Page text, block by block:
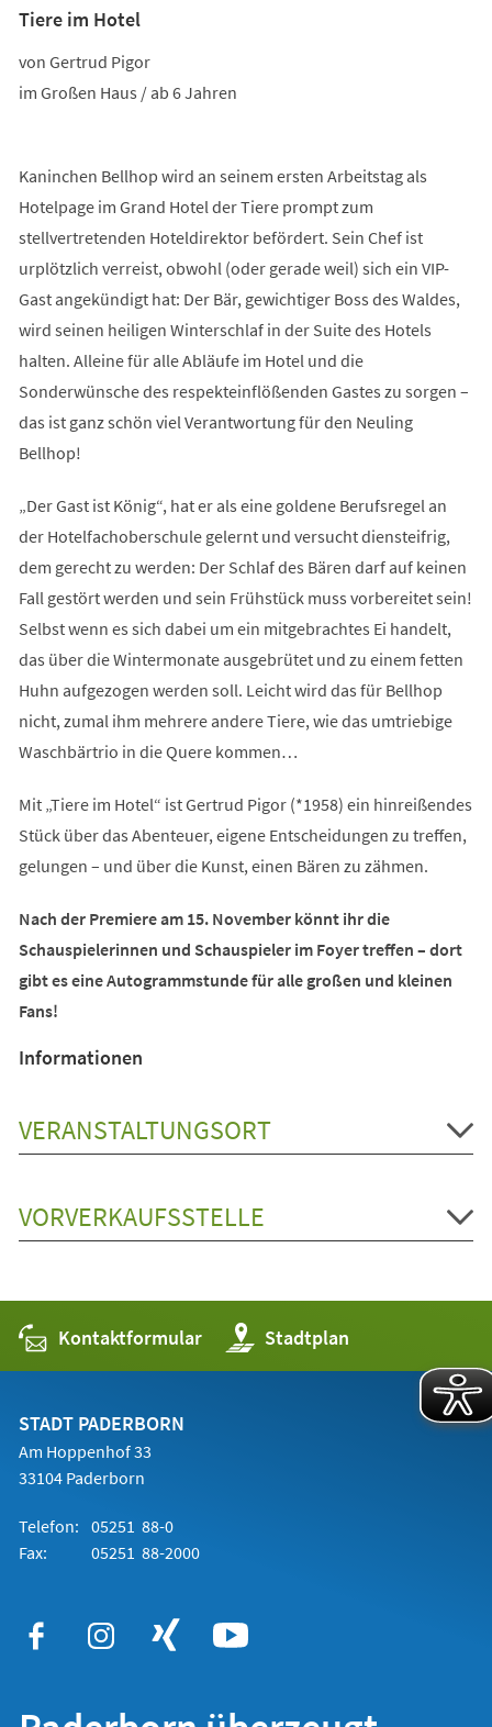
Tiere im Hotel
von Gertrud Pigor
im Großen Haus / ab 6 Jahren
Kaninchen Bellhop wird an seinem ersten Arbeitstag als
Hotelpage im Grand Hotel der Tiere prompt zum
stellvertretenden Hoteldirektor befördert. Sein Chef ist
urplötzlich verreist, obwohl (oder gerade weil) sich ein VIP-
Gast angekündigt hat: Der Bär, gewichtiger Boss des Waldes,
wird seinen heiligen Winterschlaf in der Suite des Hotels
halten. Alleine für alle Abläufe im Hotel und die
Sonderwünsche des respekteinflößenden Gastes zu sorgen –
das ist ganz schön viel Verantwortung für den Neuling
Bellhop!
„Der Gast ist König“, hat er als eine goldene Berufsregel an
der Hotelfachoberschule gelernt und versucht diensteifrig,
dem gerecht zu werden: Der Schlaf des Bären darf auf keinen
Fall gestört werden und sein Frühstück muss vorbereitet sein!
Selbst wenn es sich dabei um ein mitgebrachtes Ei handelt,
das über die Wintermonate ausgebrütet und zu einem fetten
Huhn aufgezogen werden soll. Leicht wird das für Bellhop
nicht, zumal ihm mehrere andere Tiere, wie das umtriebige
Waschbärtrio in die Quere kommen…
Mit „Tiere im Hotel“ ist Gertrud Pigor (*1958) ein hinreißendes
Stück über das Abenteuer, eigene Entscheidungen zu treffen,
gelungen – und über die Kunst, einen Bären zu zähmen.
Nach der Premiere am 15. November könnt ihr die
Schauspielerinnen und Schauspieler im Foyer treffen – dort
gibt es eine Autogrammstunde für alle großen und kleinen
Fans!
Informationen
VERANSTALTUNGSORT
VORVERKAUFSSTELLE
Kontaktformular Stadtplan
(Öffnet
in
einem
STADT PADERBORN
Am Hoppenhof 33
33104 Paderborn
Telefon: 05251 88-0
Fax:
05251 88-2000